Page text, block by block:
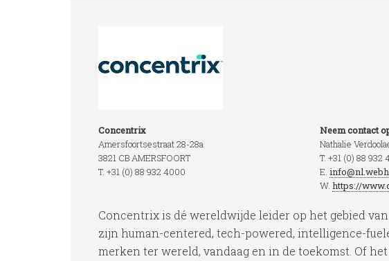
Concentrix
Amersfoortsestraat 28-28a
3821 CB AMERSFOORT
T. +31 (0) 88 932 4000
Neem contact
Nathalie
T. +31 (0) 88 932
E.
W. https://
Concentrix is dé wereldwijde leider op het gebied
zijn human-centered, tech-powered, intelligence-
merken ter wereld, vandaag en in de toekomst. Of